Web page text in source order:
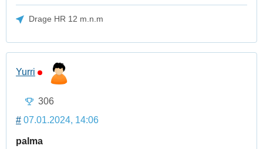
Drage HR 12 m.n.m
Yurri
306
# 07.01.2024, 14:06
palma